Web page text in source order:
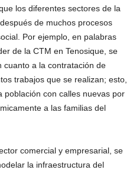
los diferentes sectores de la
de muchos procesos
Por ejemplo, en palabras
de la CTM en Tenosique, se
cuanto a la contratación de
trabajos que se realizan; esto,
población con calles nuevas por
a las familias del
comercial y empresarial, se
la infraestructura del